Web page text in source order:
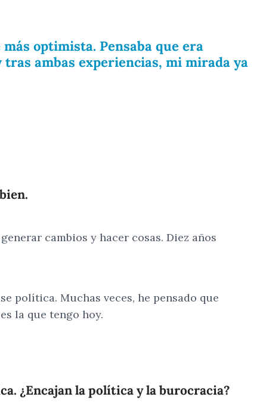
optimista. Pensaba que era
tras ambas experiencias, mi mirada ya
cambios y hacer cosas. Diez años
política. Muchas veces, he pensado que
la que tengo hoy.
¿Encajan la política y la burocracia?